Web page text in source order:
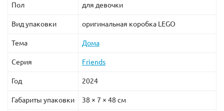
Пол для девочки
Вид упаковки оригинальная коробка LEGO
Тема Дома
Серия Friends
Год 2024
Габариты упаковки 38 × 7 × 48 см